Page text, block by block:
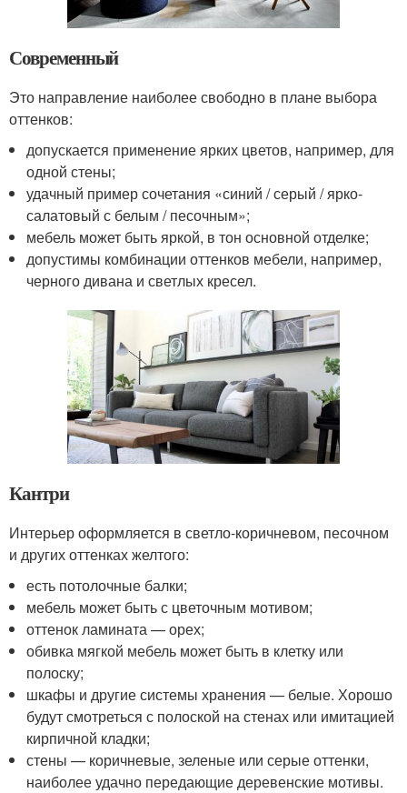
Современный
Это направление наиболее свободно в плане выбора
оттенков:
допускается применение ярких цветов, например, для
одной стены;
удачный пример сочетания «синий / серый / ярко-
салатовый с белым / песочным»;
мебель может быть яркой, в тон основной отделке;
допустимы комбинации оттенков мебели, например,
черного дивана и светлых кресел.
Кантри
Интерьер оформляется в светло-коричневом, песочном
и других оттенках желтого:
есть потолочные балки;
мебель может быть с цветочным мотивом;
оттенок ламината — орех;
обивка мягкой мебель может быть в клетку или
полоску;
шкафы и другие системы хранения — белые. Хорошо
будут смотреться с полоской на стенах или имитацией
кирпичной кладки;
стены — коричневые, зеленые или серые оттенки,
наиболее удачно передающие деревенские мотивы.